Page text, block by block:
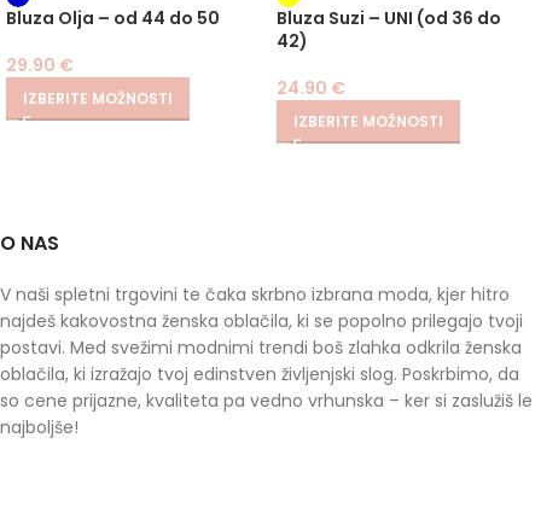
Bluza Olja – od 44 do 50
29.90 €
IZBERITE MOŽNOSTI
Bluza Suzi – UNI (od 36 do
42)
24.90 €
IZBERITE MOŽNOSTI
O NAS
V naši spletni trgovini te čaka skrbno izbrana moda, kjer hitro
najdeš kakovostna ženska oblačila, ki se popolno prilegajo tvoji
postavi. Med svežimi modnimi trendi boš zlahka odkrila ženska
oblačila, ki izražajo tvoj edinstven življenjski slog. Poskrbimo, da
so cene prijazne, kvaliteta pa vedno vrhunska – ker si zaslužiš le
najboljše!